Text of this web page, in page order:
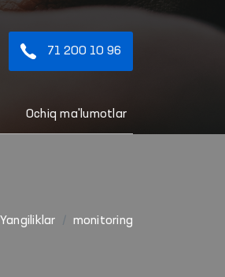
71 200 10 96
Ochiq ma'lumotlar
Yangiliklar monitoring